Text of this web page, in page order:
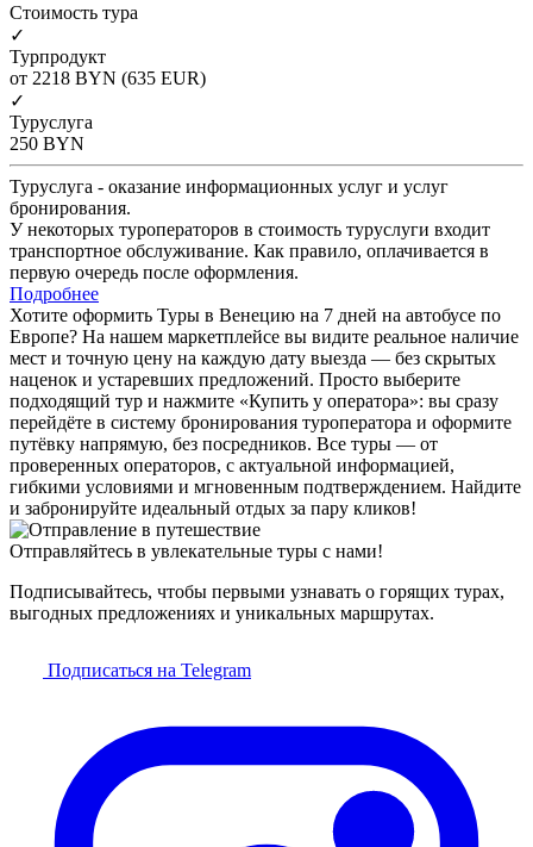
Cтоимость тура
✓
Турпродукт
от 2218 BYN (635 EUR)
✓
Туруслуга
250 BYN
Туруслуга - оказание информационных услуг и услуг
бронирования.
У некоторых туроператоров в стоимость туруслуги входит
транспортное обслуживание. Как правило, оплачивается в
первую очередь после оформления.
Подробнее
Хотите оформить Туры в Венецию на 7 дней на автобусе по
Европе? На нашем маркетплейсе вы видите реальное наличие
мест и точную цену на каждую дату выезда — без скрытых
наценок и устаревших предложений. Просто выберите
подходящий тур и нажмите «Купить у оператора»: вы сразу
перейдёте в систему бронирования туроператора и оформите
путёвку напрямую, без посредников. Все туры — от
проверенных операторов, с актуальной информацией,
гибкими условиями и мгновенным подтверждением. Найдите
и забронируйте идеальный отдых за пару кликов!
Отправляйтесь в увлекательные туры с нами!
Подписывайтесь, чтобы первыми узнавать о горящих турах,
выгодных предложениях и уникальных маршрутах.
Подписаться на Telegram